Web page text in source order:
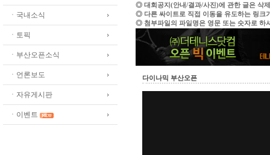
ㆍ국내소식
ㆍ토픽
ㆍ부산오픈소식
ㆍ언론보도
ㆍ자유게시판
ㆍ이벤트
◎ 대회공지(안내/결과/사진)에 관한 글은 삭
◎ 다른 싸이트로 직접 이동을 유도하는 링크
◎ 첨부파일의 파일명은 영문 또는 숫자로 하
다이나믹 부산오픈